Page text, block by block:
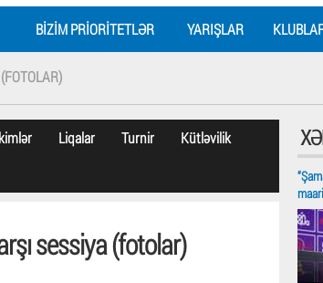
BIZIM PRIORITETLƏR YARIŞLAR
Liqalar Turnir
Kütləvilik
sessiya (fotolar)